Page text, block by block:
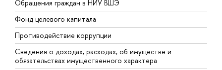
Обращения граждан в НИУ ВШЭ
Фонд целевого капитала
Противодействие коррупции
Сведения о доходах, расходах, об имуществе и
обязательствах имущественного характера